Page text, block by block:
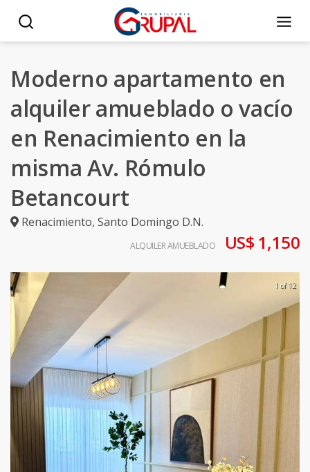
Moderno apartamento en
alquiler amueblado o vacío
en Renacimiento en la
misma Av. Rómulo
Betancourt
Renacimiento, Santo Domingo D.N.
ALQUILER AMUEBLADO US$ 1,150
1 of 12